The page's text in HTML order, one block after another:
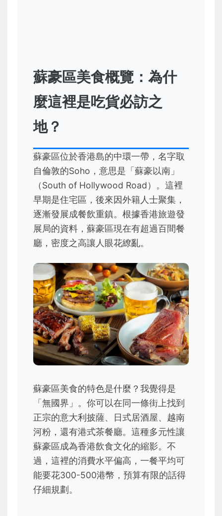
蘇豪區美食概覽：為什
麼這裡是吃貨必訪之
地？
蘇豪區位於香港島的中環一帶，名字取
自倫敦的Soho，意思是「蘇豪以南」
（South of Hollywood Road）。這裡
早期是住宅區，後來因外籍人士聚集，
逐漸發展成餐飲重鎮。根據香港旅遊發
展局的資料，蘇豪區現在有超過百間餐
廳，密度之高讓人眼花繚亂。
蘇豪區美食的特色是什麼？我覺得是
「無國界」。你可以在同一條街上找到
正宗的意大利披薩、日式居酒屋、越南
河粉，還有港式茶餐廳。這種多元性讓
蘇豪區成為香港飲食文化的縮影。不
過，這裡的消費水平偏高，一餐平均可
能要花300-500港幣，預算有限的話得
仔細規劃。